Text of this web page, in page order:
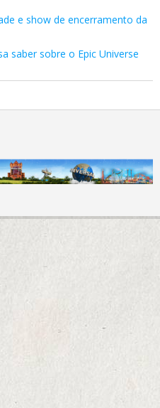
e show de encerramento da
saber sobre o Epic Universe